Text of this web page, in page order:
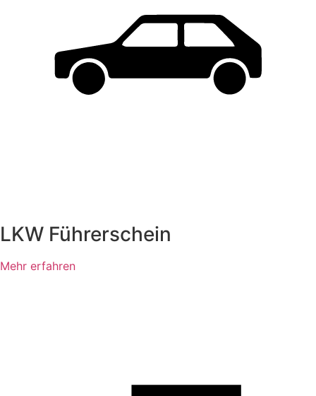
LKW Führerschein
Mehr erfahren